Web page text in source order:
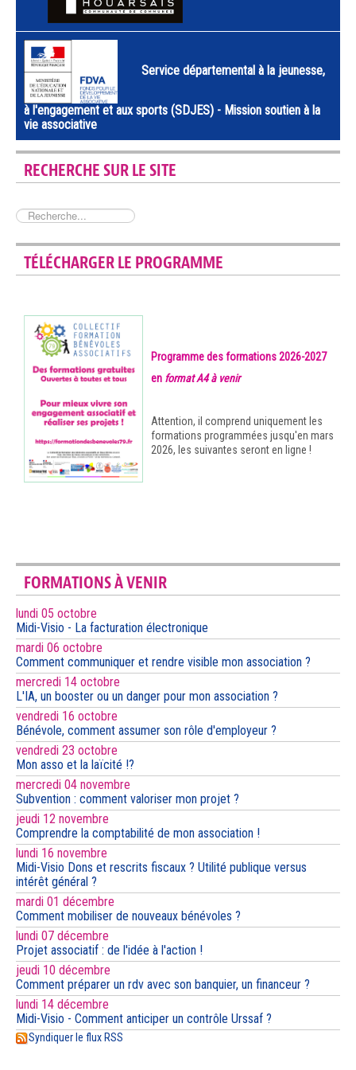
Service départemental à la jeunesse,
à l'engagement et aux sports (SDJES) - Mission soutien à la
vie associative
RECHERCHE SUR LE SITE
TÉLÉCHARGER LE PROGRAMME
Programme des formations 2026-2027
en format A4à venir
Attention, il comprend uniquement les
formations programmées jusqu'en mars
2026, les suivantes seront en ligne !
FORMATIONS À VENIR
lundi 05 octobre
Midi-Visio - La facturation électronique
mardi 06 octobre
Comment communiquer et rendre visible mon association ?
mercredi 14 octobre
L'IA, un booster ou un danger pour mon association ?
vendredi 16 octobre
Bénévole, comment assumer son rôle d'employeur ?
vendredi 23 octobre
Mon asso et la laïcité !?
mercredi 04 novembre
Subvention : comment valoriser mon projet ?
jeudi 12 novembre
Comprendre la comptabilité de mon association !
lundi 16 novembre
Midi-Visio Dons et rescrits fiscaux ? Utilité publique versus
intérêt général ?
mardi 01 décembre
Comment mobiliser de nouveaux bénévoles ?
lundi 07 décembre
Projet associatif : de l'idée à l'action !
jeudi 10 décembre
Comment préparer un rdv avec son banquier, un financeur ?
lundi 14 décembre
Midi-Visio - Comment anticiper un contrôle Urssaf ?
Syndiquer le flux RSS